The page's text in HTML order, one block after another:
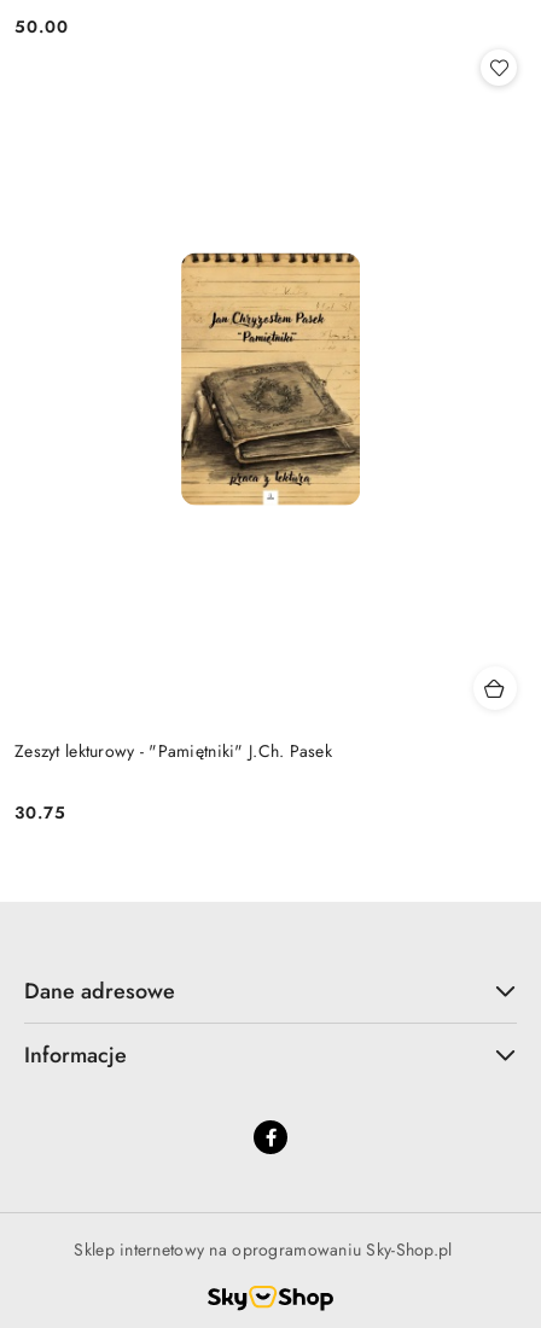
Cena:
50.00
Zeszyt lekturowy - "Pamiętniki" J.Ch. Pasek
Cena:
30.75
Dane adresowe
Informacje
Sklep internetowy na oprogramowaniu Sky-Shop.pl